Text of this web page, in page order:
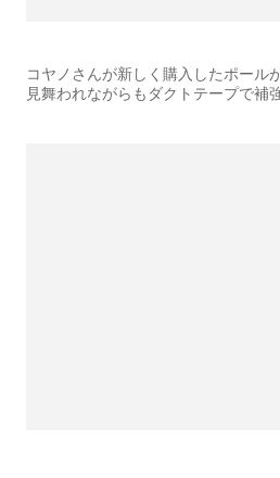
コヤノさんが新しく購入したポール
見舞われながらもダクトテープで補